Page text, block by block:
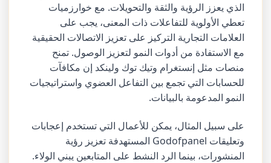
الذي يعزز الرؤية والثقة والتحويلات. مع خوارزميات
تعطي الأولوية للتفاعلات ذات المعنى، يجب على
العلامات التجارية التركيز على تعزيز الاتصالات الحقيقية
مع الاستفادة من أدوات النمو لتعزيز الوصول. تمنح
منصات مثل إنستغرام وتيك توك ولينكد إن مكافآت
للحسابات التي تجمع بين التفاعل العضوي واستراتيجيات
النمو المدعومة بالبيانات.
على سبيل المثال، يمكن للأعمال التي تستخدم إعجابات
وتعليقات Godofpanel المستهدفة تعزيز رؤية
المنشورات، بينما الرد النشط على المتابعين يبني الولاء.